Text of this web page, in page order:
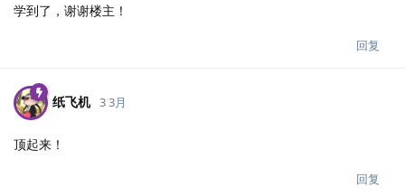
学到了，谢谢楼主！
回复
纸飞机 3 3月
顶起来！
回复